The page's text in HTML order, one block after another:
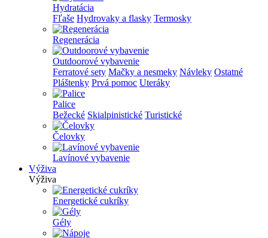
Hydratácia
Fľaše Hydrovaky a flasky Termosky
Regenerácia
Outdoorové vybavenie
Ferratové sety Mačky a nesmeky Návleky Ostatné
Pláštenky Prvá pomoc Uteráky
Palice
Bežecké Skialpinistické Turistické
Čelovky
Lavínové vybavenie
Výživa
Výživa
Energetické cukríky
Gély